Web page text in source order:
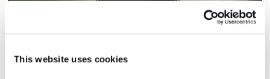
This website uses cookies